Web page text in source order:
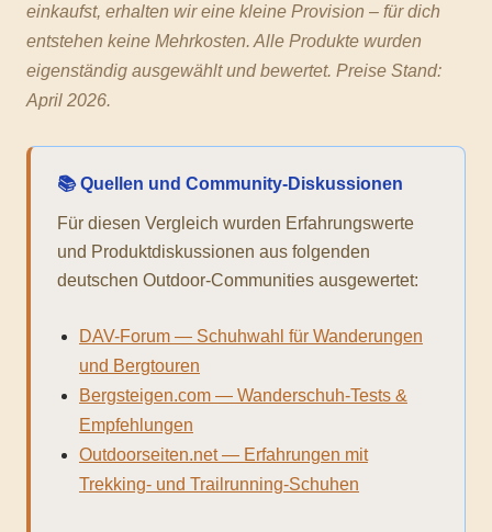
einkaufst, erhalten wir eine kleine Provision – für dich
entstehen keine Mehrkosten. Alle Produkte wurden
eigenständig ausgewählt und bewertet. Preise Stand:
April 2026.
📚 Quellen und Community-Diskussionen
Für diesen Vergleich wurden Erfahrungswerte
und Produktdiskussionen aus folgenden
deutschen Outdoor-Communities ausgewertet:
DAV-Forum — Schuhwahl für Wanderungen
und Bergtouren
Bergsteigen.com — Wanderschuh-Tests &
Empfehlungen
Outdoorseiten.net — Erfahrungen mit
Trekking- und Trailrunning-Schuhen